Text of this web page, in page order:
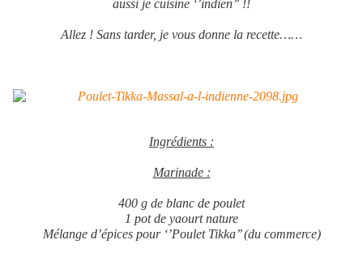
aussi je cuisine ‘’indien’’ !!
Allez ! Sans tarder, je vous donne la recette……
Ingrédients :
Marinade :
400 g de blanc de poulet
1 pot de yaourt nature
Mélange d’épices pour ‘’Poulet Tikka’’ (du commerce)